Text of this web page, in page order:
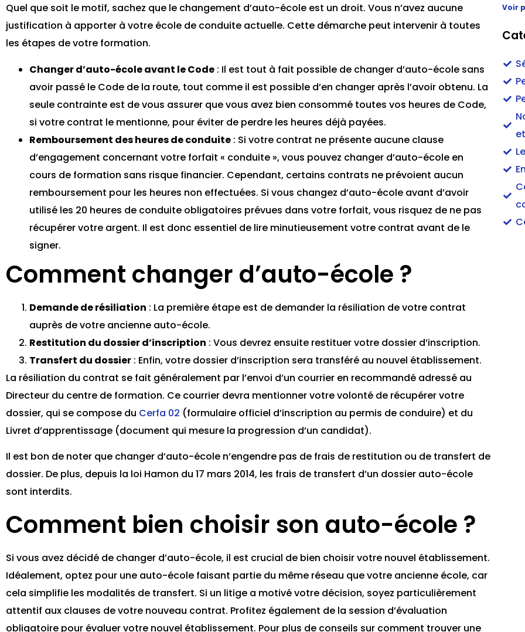
Quel que soit le motif, sachez que le changement d’auto-école est un droit. Vous n’avez aucune
justification à apporter à votre école de conduite actuelle. Cette démarche peut intervenir à toutes
les étapes de votre formation.
Changer d’auto-école avant le Code : Il est tout à fait possible de changer d’auto-école sans
avoir passé le Code de la route, tout comme il est possible d’en changer après l’avoir obtenu. La
seule contrainte est de vous assurer que vous avez bien consommé toutes vos heures de Code,
si votre contrat le mentionne, pour éviter de perdre les heures déjà payées.
Remboursement des heures de conduite : Si votre contrat ne présente aucune clause
d’engagement concernant votre forfait « conduite », vous pouvez changer d’auto-école en
cours de formation sans risque financier. Cependant, certains contrats ne prévoient aucun
remboursement pour les heures non effectuées. Si vous changez d’auto-école avant d’avoir
utilisé les 20 heures de conduite obligatoires prévues dans votre forfait, vous risquez de ne pas
récupérer votre argent. Il est donc essentiel de lire minutieusement votre contrat avant de le
signer.
Comment changer d’auto-école ?
Demande de résiliation : La première étape est de demander la résiliation de votre contrat
auprès de votre ancienne auto-école.
Restitution du dossier d’inscription : Vous devrez ensuite restituer votre dossier d’inscription.
Transfert du dossier : Enfin, votre dossier d’inscription sera transféré au nouvel établissement.
La résiliation du contrat se fait généralement par l’envoi d’un courrier en recommandé adressé au
Directeur du centre de formation. Ce courrier devra mentionner votre volonté de récupérer votre
dossier, qui se compose du Cerfa 02 (formulaire officiel d’inscription au permis de conduire) et du
Livret d’apprentissage (document qui mesure la progression d’un candidat).
Il est bon de noter que changer d’auto-école n’engendre pas de frais de restitution ou de transfert de
dossier. De plus, depuis la loi Hamon du 17 mars 2014, les frais de transfert d’un dossier auto-école
sont interdits.
Comment bien choisir son auto-école ?
Si vous avez décidé de changer d’auto-école, il est crucial de bien choisir votre nouvel établissement.
Idéalement, optez pour une auto-école faisant partie du même réseau que votre ancienne école, car
cela simplifie les modalités de transfert. Si un litige a motivé votre décision, soyez particulièrement
attentif aux clauses de votre nouveau contrat. Profitez également de la session d’évaluation
obligatoire pour évaluer votre nouvel établissement. Pour plus de conseils sur comment trouver une
Voir